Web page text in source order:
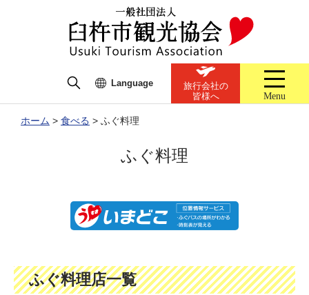
Language
旅行会社の
皆様へ
Menu
ホーム > 食べる > ふぐ料理
ふぐ料理
ふぐ料理店一覧